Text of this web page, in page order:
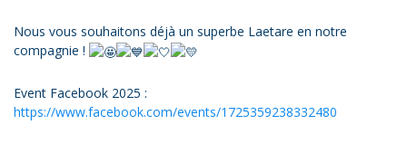
Nous vous souhaitons déjà un superbe Laetare en notre
compagnie !
Event Facebook 2025 :
https://www.facebook.com/events/1725359238332480